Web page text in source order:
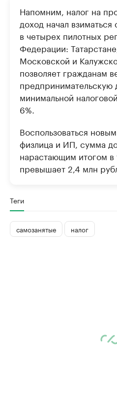
Напомним, налог на
доход начал взиматься
в четырех пилотных
Федерации:
Московской и
позволяет гражданам
предпринимательскую
минимальной
6%.
Воспользоваться
физлица и ИП, сумма
нарастающим итогом в
превышает 2,4 млн
Теги
самозанятые налог